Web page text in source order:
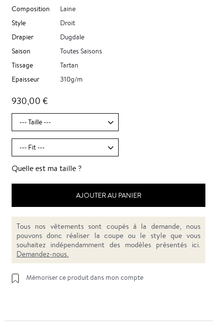
Composition
Laine
Style
Droit
Drapier
Dugdale
Saison
Toutes Saisons
Tissage
Tartan
Epaisseur
310g/m
930,00 €
Quelle est ma taille ?
AJOUTER AU PANIER
Tous nos vêtements sont coupés à la demande, nous
pouvons donc réaliser la coupe ou le style que vous
souhaitez indépendamment des modèles présentés ici.
Demandez-nous.
Mémoriser ce produit dans mon compte